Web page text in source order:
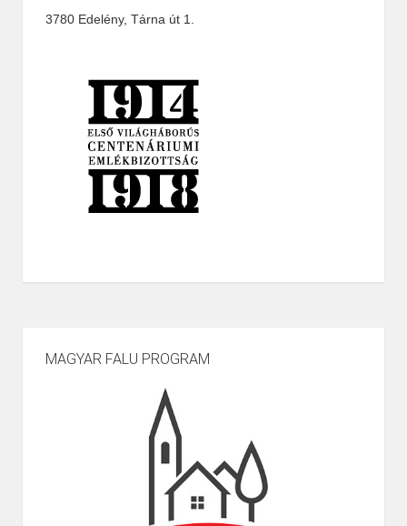
3780 Edelény, Tárna út 1.
MAGYAR FALU PROGRAM